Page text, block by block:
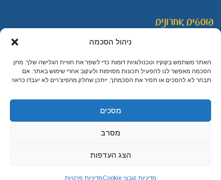
ניהול הסכמה
האתר משתמש בקוקיז וטכנולוגיות דומות כדי לשפר את חוויית הגלישה שלך. מתן
הסכמה מאפשר לנו להפעיל תכונות מסוימות ולעקוב אחרי שימוש באתר. אם
תבחר לא להסכים או תסיר את הסכמתך, ייתכן שחלק מהפיצ’רים לא יעבדו כראוי.
מסכים
מסרב
הצג העדפות
מדיניות קובצי Cookie מדיניות פרטיות
פוסטים אחרונים
מה הקשר בין משחק לרשת חברתית
מי אני
על יהודית לוטואק האוכל כמשחק שתיים הן אהבותיי, שתיים – לא